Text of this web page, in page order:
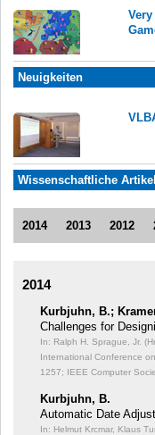
Neuigkeiten
Wissenschaftliche Artikel
2014 2013 2012
2014
Kurbjuhn, B.;
Challenges for
In: Ralph H. Sprague, Jr.
International Conference
1257; IEEE Computer
Kurbjuhn, B.
Automatic Date
In: Helmut Krcmar, Klaus